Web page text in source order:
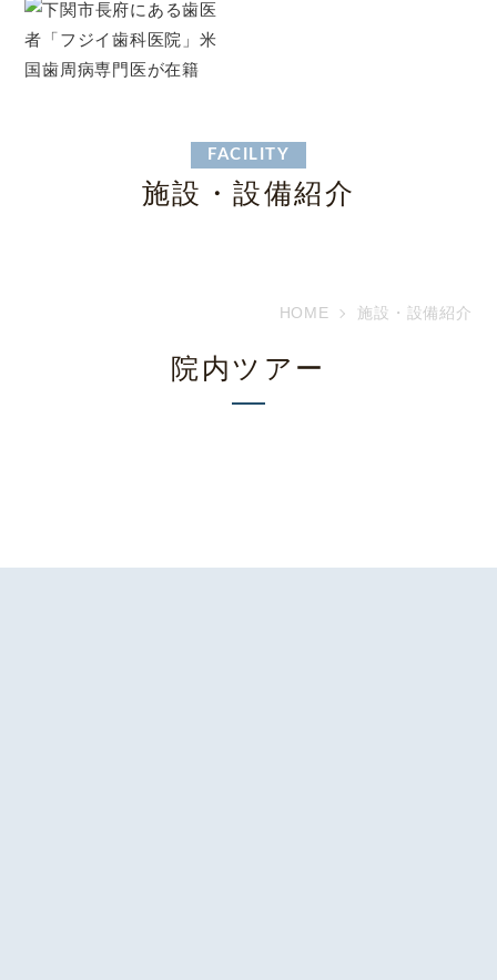
FACILITY
施設・設備紹介
HOME 施設・設備紹介
院内ツアー